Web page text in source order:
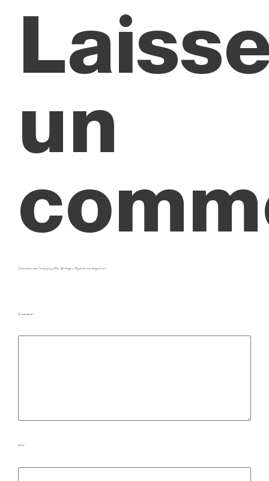
un
Votre adresse e-mail ne sera pas publiée. Les champs obligatoires sont indiqués avec*
Commentaire*
Nom *